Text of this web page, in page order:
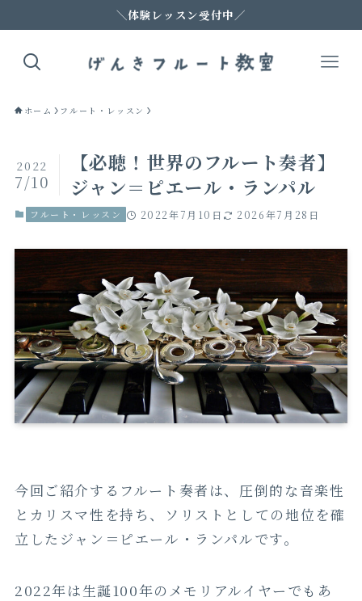
＼体験レッスン受付中／
ホーム フルート・レッスン
【必聴！世界のフルート奏者】
ジャン＝ピエール・ランパル
2022
7/10
フルート・レッスン 2022年7月10日 2026年7月28日
今回ご紹介するフルート奏者は、圧倒的な音楽性
とカリスマ性を持ち、ソリストとしての地位を確
立したジャン＝ピエール・ランパルです。
2022年は生誕100年のメモリアルイヤーでもあ